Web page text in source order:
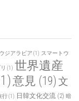
ジアラビア (1) スマートウ
(1) 世界遺産
意見 (19) 文
行(1) 日韓文化交流 (2) 暗